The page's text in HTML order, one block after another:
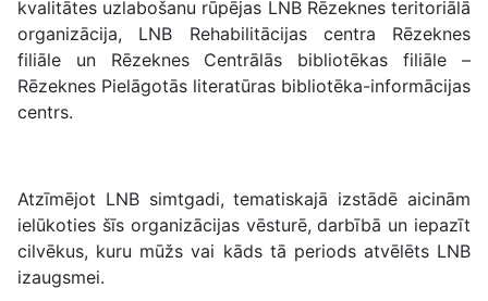
kvalitātes uzlabošanu rūpējas LNB Rēzeknes teritoriālā
organizācija, LNB Rehabilitācijas centra Rēzeknes
filiāle un Rēzeknes Centrālās bibliotēkas filiāle –
Rēzeknes Pielāgotās literatūras bibliotēka-informācijas
centrs.
Atzīmējot LNB simtgadi, tematiskajā izstādē aicinām
ielūkoties šīs organizācijas vēsturē, darbībā un iepazīt
cilvēkus, kuru mūžs vai kāds tā periods atvēlēts LNB
izaugsmei.